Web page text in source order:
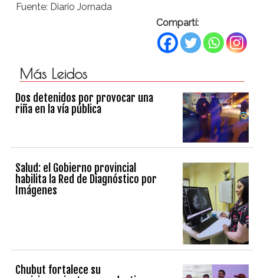
Fuente: Diario Jornada
Compartí:
Más Leidos
Dos detenidos por provocar una
riña en la vía pública
Salud: el Gobierno provincial
habilita la Red de Diagnóstico por
Imágenes
Chubut fortalece su